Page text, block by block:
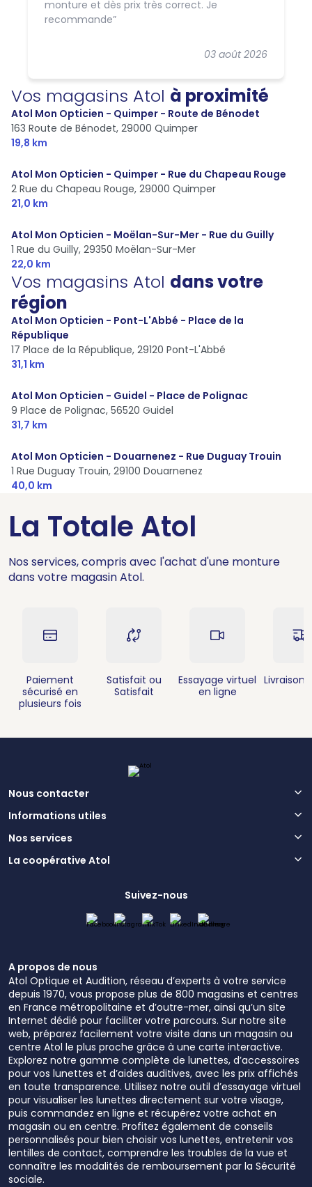
03 août 2026
monture et dès prix très correct. Je
recommande
Vos magasins Atol à proximité
Atol Mon Opticien - Quimper - Route de Bénodet
163 Route de Bénodet, 29000 Quimper
19,8 km
Atol Mon Opticien - Quimper - Rue du Chapeau Rouge
2 Rue du Chapeau Rouge, 29000 Quimper
21,0 km
Atol Mon Opticien - Moëlan-Sur-Mer - Rue du Guilly
1 Rue du Guilly, 29350 Moëlan-Sur-Mer
22,0 km
Vos magasins Atol dans votre
région
Atol Mon Opticien - Pont-L'Abbé - Place de la
République
17 Place de la République, 29120 Pont-L'Abbé
31,1 km
Atol Mon Opticien - Guidel - Place de Polignac
9 Place de Polignac, 56520 Guidel
31,7 km
Atol Mon Opticien - Douarnenez - Rue Duguay Trouin
1 Rue Duguay Trouin, 29100 Douarnenez
40,0 km
La Totale Atol
Nos services, compris avec l'achat d'une monture
dans votre magasin Atol.
Paiement
sécurisé en
plusieurs fois
Satisfait ou
Satisfait
Essayage virtuel
en ligne
Livraison
Nous contacter
Informations utiles
Nos services
La coopérative Atol
Suivez-nous
A propos de nous
Atol Optique et Audition, réseau d’experts à votre service
depuis 1970, vous propose plus de 800 magasins et centres
en France métropolitaine et d’outre-mer, ainsi qu’un site
Internet dédié pour faciliter votre parcours. Sur notre site
web, préparez facilement votre visite dans un magasin ou
centre Atol le plus proche grâce à une carte interactive.
Explorez notre gamme complète de lunettes, d’accessoires
pour vos lunettes et d’aides auditives, avec les prix affichés
en toute transparence. Utilisez notre outil d’essayage virtuel
pour visualiser les lunettes directement sur votre visage,
puis commandez en ligne et récupérez votre achat en
magasin ou en centre. Profitez également de conseils
personnalisés pour bien choisir vos lunettes, entretenir vos
lentilles de contact, comprendre les troubles de la vue et
connaître les modalités de remboursement par la Sécurité
sociale.